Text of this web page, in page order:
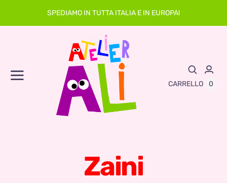
SPEDIAMO IN TUTTA ITALIA E IN EUROPA!
Toggle
Navigation Abbigliamento
Neonato
CARRELLO 0
Zaini